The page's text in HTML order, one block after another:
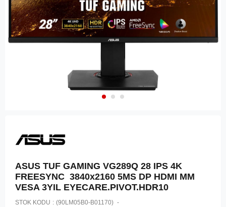
ASUS TUF GAMING VG289Q 28 IPS 4K
FREESYNC 3840x2160 5MS DP HDMI MM
VESA 3YIL EYECARE.PIVOT.HDR10
STOK KODU (90LM05B0-B01170)